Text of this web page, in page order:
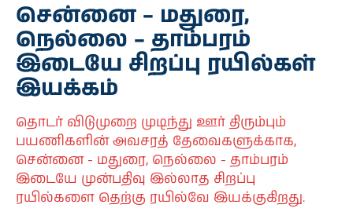
சென்னை – மதுரை,
நெல்லை – தாம்பரம்
இடையே சிறப்பு ரயில்கள்
இயக்கம்
தொடர் விடுமுறை முடிந்து ஊர் திரும்பும்
பயணிகளின் அவசரத் தேவைகளுக்காக,
சென்னை - மதுரை, நெல்லை - தாம்பரம்
இடையே முன்பதிவு இல்லாத சிறப்பு
ரயில்களை தெற்கு ரயில்வே இயக்குகிறது.